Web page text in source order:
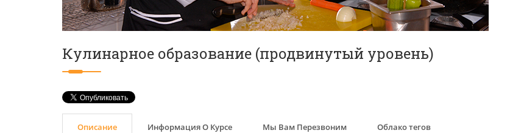
Кулинарное образование (продвинутый уровень)
Описание Информация О Курсе Мы Вам Перезвоним Облако тегов